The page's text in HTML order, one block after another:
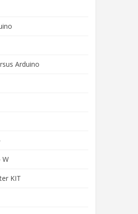
Arduino
W
KIT